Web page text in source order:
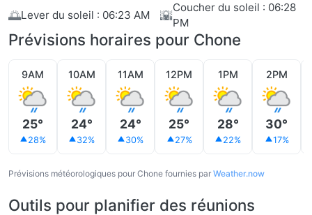
🌅Lever du soleil : 06:23 AM 🌇Coucher du soleil : 06:28
PM
Prévisions horaires pour Chone
9AM
25°
28%
10AM
24°
32%
11AM
24°
30%
12PM
25°
27%
1PM
28°
22%
2PM
30°
17%
Prévisions météorologiques pour Chone fournies par Weather.now
Outils pour planifier des réunions